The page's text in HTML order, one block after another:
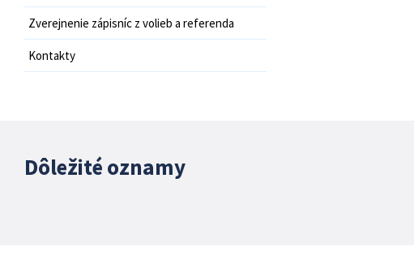
Zverejnenie zápisníc z volieb a referenda
Kontakty
Dôležité oznamy